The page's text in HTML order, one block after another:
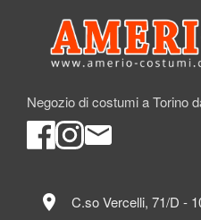
Negozio di costumi a Torino
location_on C.so Vercelli, 71/D -